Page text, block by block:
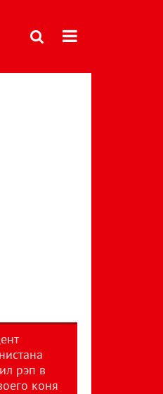
рэп в
коня